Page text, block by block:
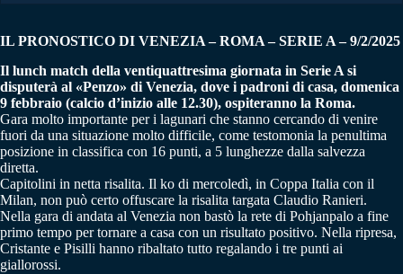
IL PRONOSTICO DI VENEZIA – ROMA–SERIE A – 9/2/2025
Il lunch match della ventiquattresima giornata in Serie A si
disputerà al «Penzo» di Venezia, dove i padroni di casa, domenica
9 febbraio (calcio d’inizio alle 12.30), ospiteranno la Roma.
Gara molto importante per i lagunari che stanno cercando di venire
fuori da una situazione molto difficile, come testomonia la penultima
posizione in classifica con 16 punti, a 5 lunghezze dalla salvezza
diretta.
Capitolini in netta risalita. Il ko di mercoledì, in Coppa Italia con il
Milan, non può certo offuscare la risalita targata Claudio Ranieri.
Nella gara di andata al Venezia non bastò la rete di Pohjanpalo a fine
primo tempo per tornare a casa con un risultato positivo. Nella ripresa,
Cristante e Pisilli hanno ribaltato tutto regalando i tre punti ai
giallorossi.